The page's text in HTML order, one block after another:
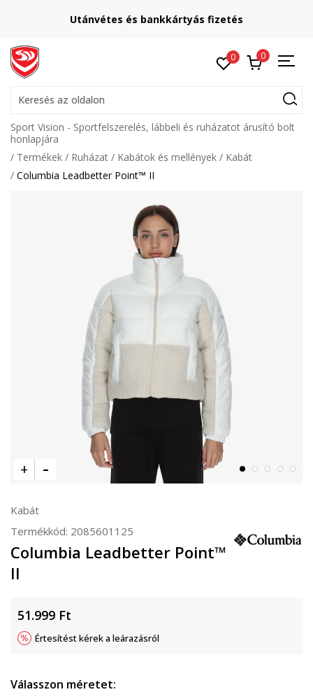
Utánvétes és bankkártyás fizetés
0 0
Keresés az oldalon
Sport Vision - Sportfelszerelés, lábbeli és ruházatot árusító bolt
honlapjára
Termékek
Ruházat Kabátok és mellények
Kabát
Columbia Leadbetter Point™ II
Kabát
Termékkód: 2085601125
Columbia Leadbetter Point™
II
51.999 Ft
Értesítést kérek a leárazásról
Válasszon méretet: